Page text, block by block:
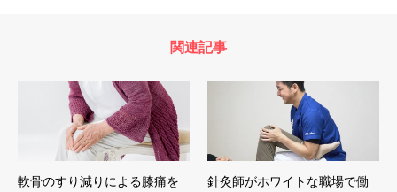
関連記事
軟骨のすり減りによる膝痛を
針灸師がホワイトな職場で働